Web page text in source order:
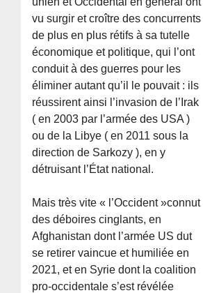
vu surgir et croître des concurrents
de plus en plus rétifs à sa tutelle
économique et politique, qui l’ont
conduit à des guerres pour les
éliminer autant qu’il le pouvait : ils
réussirent ainsi l’invasion de l’Irak
( en 2003 par l’armée des USA )
ou de la Libye ( en 2011 sous la
direction de Sarkozy ), en y
détruisant l’État national.
Mais très vite « l’Occident »connut
des déboires cinglants, en
Afghanistan dont l’armée US dut
se retirer vaincue et humiliée en
2021, et en Syrie dont la coalition
pro-occidentale s’est révélée